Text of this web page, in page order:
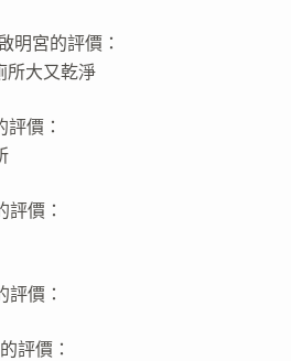
明宮的評價：
所大又乾淨
價：
價：
價：
評價：